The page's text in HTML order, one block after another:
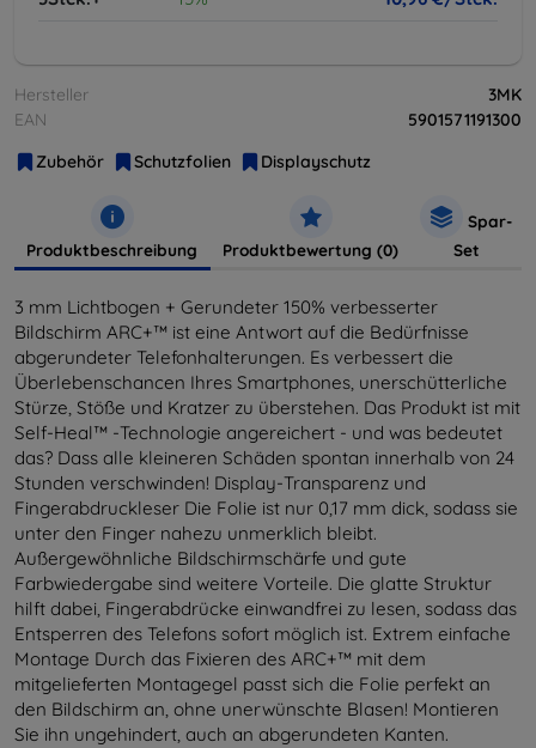
Hersteller
3MK
EAN
5901571191300
Zubehör
Schutzfolien Displayschutz
Produktbeschreibung Produktbewertung (0)
Spar-
Set
3 mm Lichtbogen + Gerundeter 150% verbesserter
Bildschirm ARC+™ ist eine Antwort auf die Bedürfnisse
abgerundeter Telefonhalterungen. Es verbessert die
Überlebenschancen Ihres Smartphones, unerschütterliche
Stürze, Stöße und Kratzer zu überstehen. Das Produkt ist mit
Self-Heal™ -Technologie angereichert - und was bedeutet
das? Dass alle kleineren Schäden spontan innerhalb von 24
Stunden verschwinden! Display-Transparenz und
Fingerabdruckleser Die Folie ist nur 0,17 mm dick, sodass sie
unter den Finger nahezu unmerklich bleibt.
Außergewöhnliche Bildschirmschärfe und gute
Farbwiedergabe sind weitere Vorteile. Die glatte Struktur
hilft dabei, Fingerabdrücke einwandfrei zu lesen, sodass das
Entsperren des Telefons sofort möglich ist. Extrem einfache
Montage Durch das Fixieren des ARC+™ mit dem
mitgelieferten Montagegel passt sich die Folie perfekt an
den Bildschirm an, ohne unerwünschte Blasen! Montieren
Sie ihn ungehindert, auch an abgerundeten Kanten.